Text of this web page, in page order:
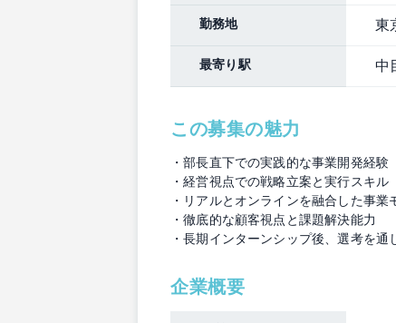
勤務地 東
最寄り駅 中
この募集の魅力
・部長直下での実践的な事業開発経験
・経営視点での戦略立案と実行スキル
・リアルとオンラインを融合した事業
・徹底的な顧客視点と課題解決能力
・長期インターンシップ後、選考を
企業概要